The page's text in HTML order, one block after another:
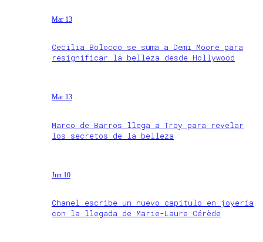
Mar 13
Cecilia Bolocco se suma a Demi Moore para
resignificar la belleza desde Hollywood
Mar 13
Marco de Barros llega a Troy para revelar
los secretos de la belleza
Jun 10
Chanel escribe un nuevo capítulo en joyería
con la llegada de Marie-Laure Cérède